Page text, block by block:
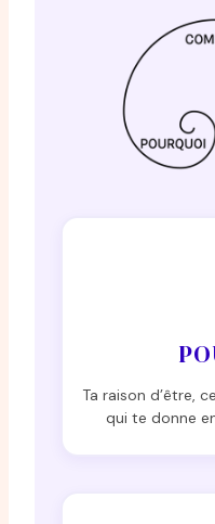
Ta raison d’être,
qui te donne